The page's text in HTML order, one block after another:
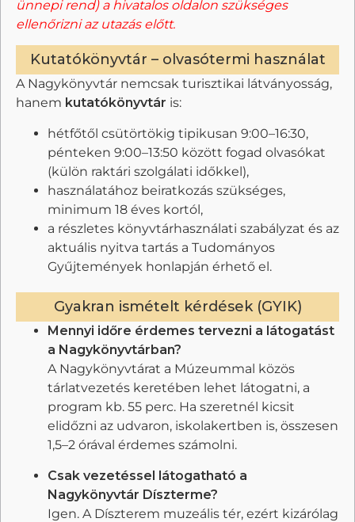
ünnepi rend) a hivatalos oldalon szükséges
ellenőrizni az utazás előtt.
Kutatókönyvtár – olvasótermi használat
A Nagykönyvtár nemcsak turisztikai látványosság,
hanem kutatókönyvtár is:
hétfőtől csütörtökig tipikusan 9:00–16:30,
pénteken 9:00–13:50 között fogad olvasókat
(külön raktári szolgálati időkkel),
használatához beiratkozás szükséges,
minimum 18 éves kortól,
a részletes könyvtárhasználati szabályzat és az
aktuális nyitva tartás a Tudományos
Gyűjtemények honlapján érhető el.
Gyakran ismételt kérdések (GYIK)
Mennyi időre érdemes tervezni a látogatást
a Nagykönyvtárban?
A Nagykönyvtárat a Múzeummal közös
tárlatvezetés keretében lehet látogatni, a
program kb. 55 perc. Ha szeretnél kicsit
elidőzni az udvaron, iskolakertben is, összesen
1,5–2 órával érdemes számolni.
Csak vezetéssel látogatható a
Nagykönyvtár Díszterme?
Igen. A Díszterem muzeális tér, ezért kizárólag